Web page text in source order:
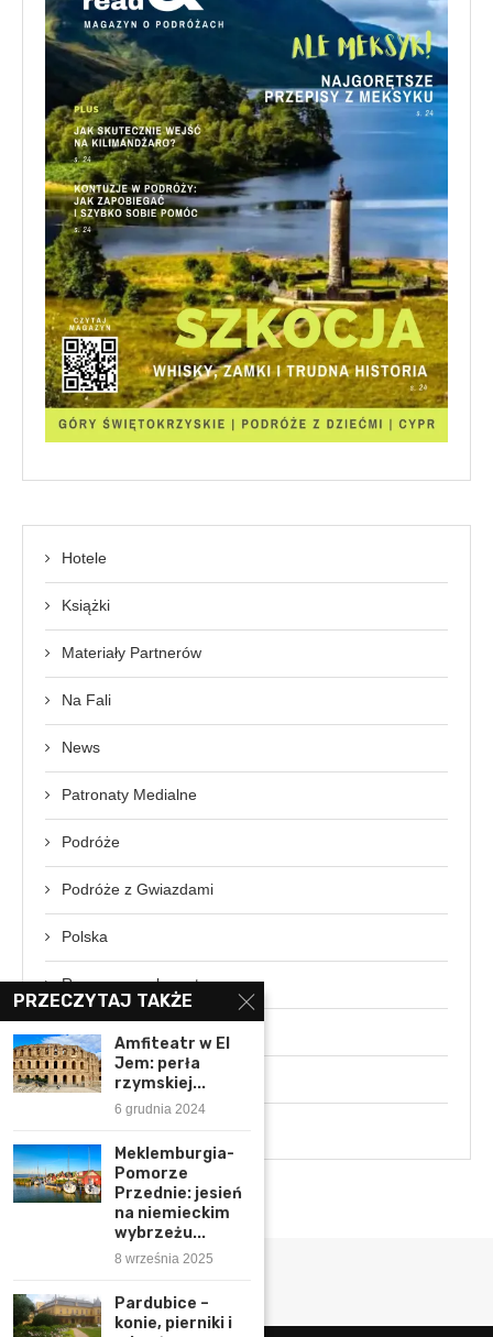
Hotele
Książki
Materiały Partnerów
Na Fali
News
Patronaty Medialne
Podróże
Podróże z Gwiazdami
Polska
Rozmowa z ekspertem
Świat
Wydarzenia
PRZECZYTAJ TAKŻE
Amfiteatr w El
Jem: perła
rzymskiej...
6 grudnia 2024
Meklemburgia-
Pomorze
Przednie: jesień
na niemieckim
wybrzeżu...
8 września 2025
Pardubice –
konie, pierniki i